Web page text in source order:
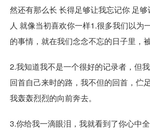
然还有那么长 长得足够让我忘记你 足
人 就像当初喜欢你一样1.很多我们以为
的事情，就在我们念念不忘的日子里，
2.我知道我不是一个很好的记录者，但
回首自己来时的路，我不但的回首，伫
我轰轰烈烈的向前奔去。
3.你给我一滴眼泪，我就看到了你心中